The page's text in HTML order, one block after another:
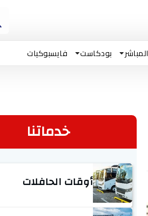
المباشر بودكاست فايسبوكيات
خدماتنا
أوقات الحافلات